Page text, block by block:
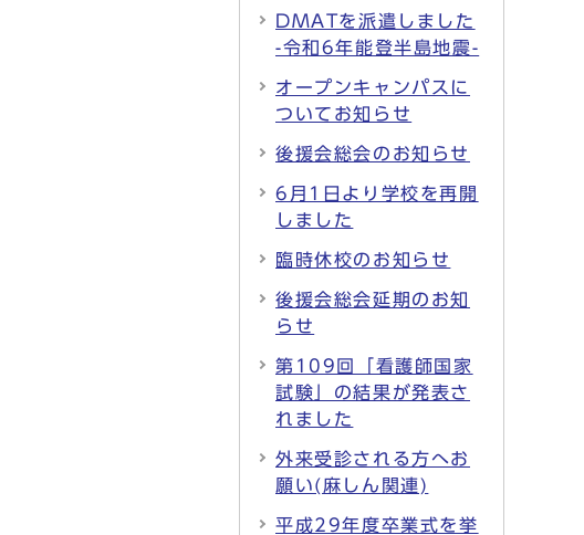
DMATを派遣しました
-令和6年能登半島地震-
オープンキャンパスに
ついてお知らせ
後援会総会のお知らせ
6月1日より学校を再開
しました
臨時休校のお知らせ
後援会総会延期のお知
らせ
第109回「看護師国家
試験」の結果が発表さ
れました
外来受診される方へお
願い(麻しん関連)
平成29年度卒業式を挙